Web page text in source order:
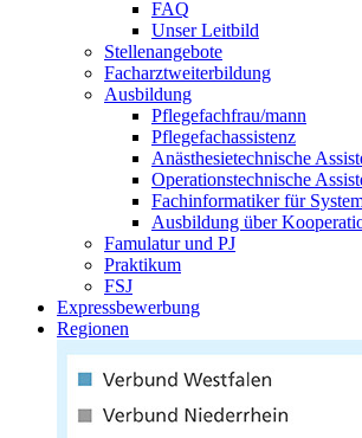
FAQ
Unser Leitbild
Stellenangebote
Facharztweiterbildung
Ausbildung
Pflegefachfrau/mann
Pflegefachassistenz
Anästhesietechnische
Operationstechnische
Fachinformatiker für
Ausbildung über
Famulatur und PJ
Praktikum
FSJ
Expressbewerbung
Regionen